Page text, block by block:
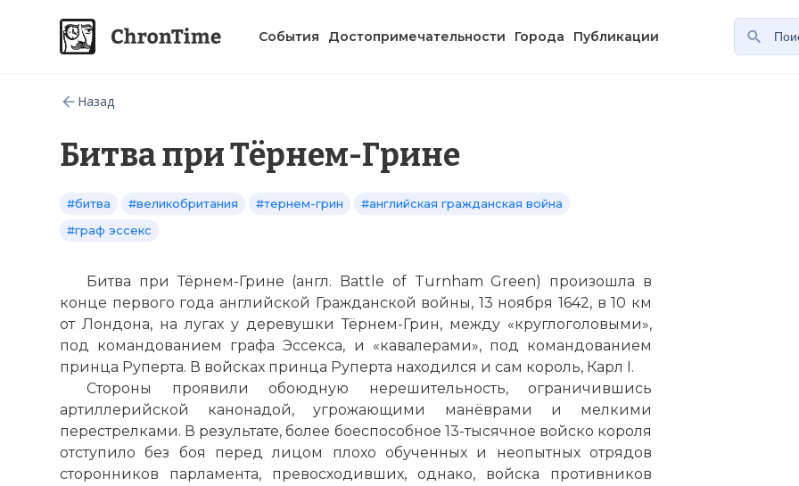
События Достопримечательности Города Публикации
Назад
Битва при Тёрнем-Грине
#битва #великобритания #тернем-грин
#английская гражданская война
#граф эссекс
Битва при Тёрнем-Грине (англ. Battle of Turnham Green) произошла в
конце первого года английской Гражданской войны, 13 ноября 1642, в 10 км
от Лондона, на лугах у деревушки Тёрнем-Грин, между «круглоголовыми»,
под командованием графа Эссекса, и «кавалерами», под командованием
принца Руперта. В войсках принца Руперта находился и сам король, Карл I.
Стороны проявили обоюдную нерешительность, ограничившись
артиллерийской канонадой, угрожающими манёврами и мелкими
перестрелками. В результате, более боеспособное 13-тысячное войско короля
отступило без боя перед лицом плохо обученных и неопытных отрядов
сторонников парламента, превосходивших, однако, войска противников